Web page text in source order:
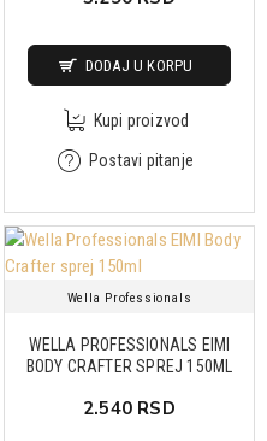
DODAJ U KORPU
Kupi proizvod
Postavi pitanje
Wella Professionals
WELLA PROFESSIONALS EIMI
BODY CRAFTER SPREJ 150ML
2.540 RSD